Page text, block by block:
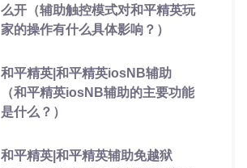
么开（辅助触控模式对和平精英玩
家的操作有什么具体影响？）
和平精英|和平精英iosNB辅助
（和平精英iosNB辅助的主要功能
是什么？）
和平精英|和平精英辅助免越狱